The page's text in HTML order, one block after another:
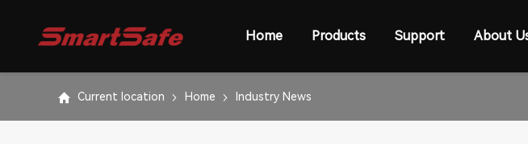
Home Products Support About
Current location Home Industry News